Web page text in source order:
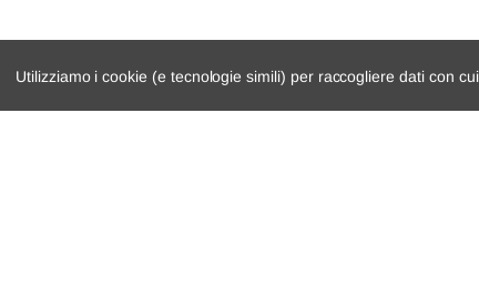
Utilizziamo i cookie (e tecnologie simili) per raccogliere dati con